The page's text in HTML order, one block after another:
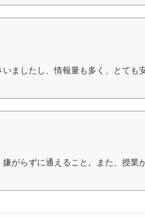
ましたし、情報量も多く、とても
がらずに通えること。また、授業